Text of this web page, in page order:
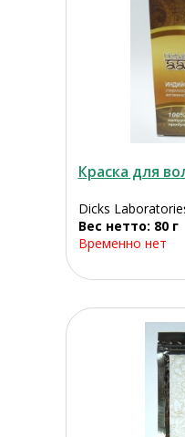
Краска для
Dicks
Вес нетто: 80 г
Временно нет